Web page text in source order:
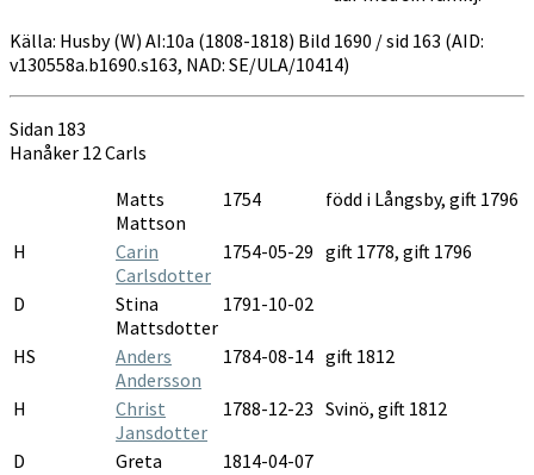
Källa: Husby (W) AI:10a (1808-1818) Bild 1690 / sid 163 (AID:
v130558a.b1690.s163, NAD: SE/ULA/10414)
Sidan 183
Hanåker 12 Carls
Matts
Mattson
1754 född i Långsby, gift 1796
H
Carin
Carlsdotter
1754-05-29 gift 1778, gift 1796
D
Stina
Mattsdotter
1791-10-02
HS
Anders
Andersson
1784-08-14 gift 1812
H
Christ
Jansdotter
1788-12-23 Svinö, gift 1812
D Greta
1814-04-07